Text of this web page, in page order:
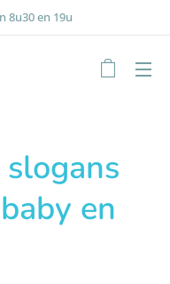
8u30 en 19u
en